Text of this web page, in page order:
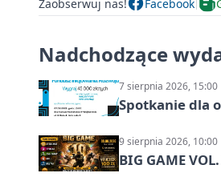
Zaobserwuj nas! Facebook
Nadchodzące
7 sierpnia 2026, 15:00
Spotkanie dla
9 sierpnia 2026, 10:00
BIG GAME